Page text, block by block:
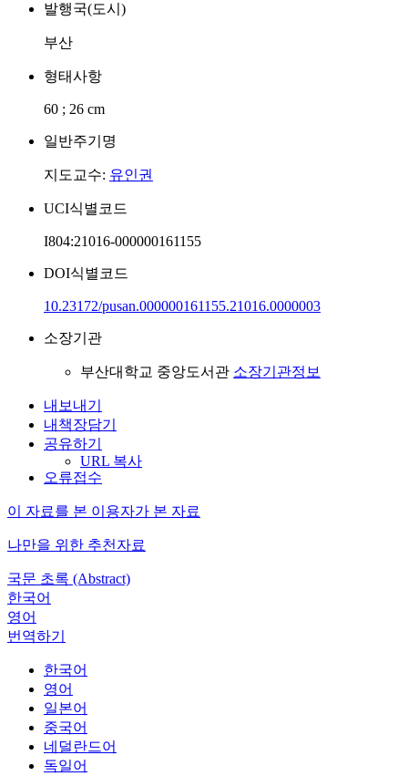
발행국(도시)
부산
형태사항
60 ; 26 cm
일반주기명
지도교수: 유인권
UCI식별코드
I804:21016-000000161155
DOI식별코드
10.23172/pusan.000000161155.21016.0000003
소장기관
부산대학교 중앙도서관 소장기관정보
내보내기
내책장담기
공유하기
URL 복사
오류접수
이 자료를 본 이용자가 본 자료
나만을 위한 추천자료
국문 초록 (Abstract)
한국어
영어
번역하기
한국어
영어
일본어
중국어
네덜란드어
독일어